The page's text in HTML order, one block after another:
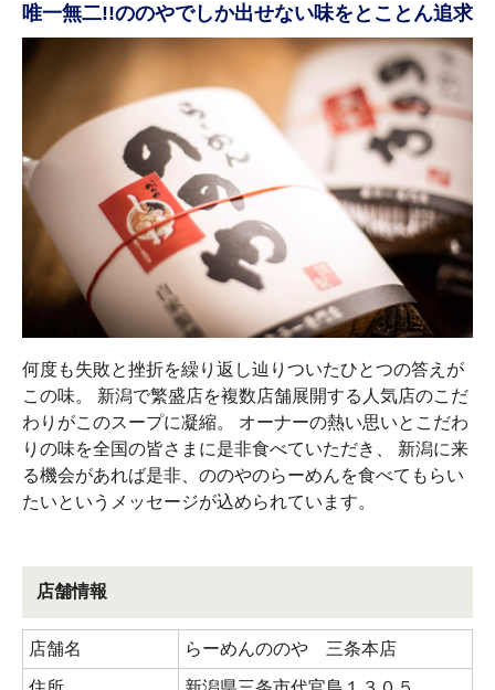
唯一無二!!ののやでしか出せない味をとことん追求
何度も失敗と挫折を繰り返し辿りついたひとつの答えが
この味。 新潟で繁盛店を複数店舗展開する人気店のこだ
わりがこのスープに凝縮。 オーナーの熱い思いとこだわ
りの味を全国の皆さまに是非食べていただき、 新潟に来
る機会があれば是非、ののやのらーめんを食べてもらい
たいというメッセージが込められています。
店舗情報
店舗名 らーめんののや 三条本店